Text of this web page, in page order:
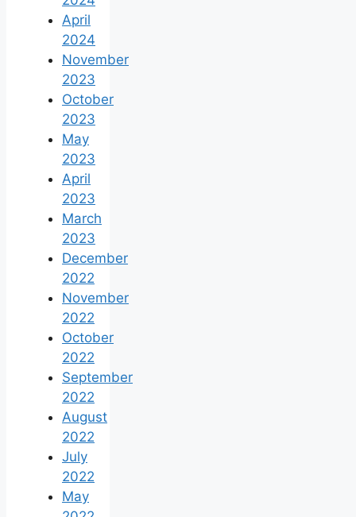
April
2024
November
2023
October
2023
May
2023
April
2023
March
2023
December
2022
November
2022
October
2022
September
2022
August
2022
July
2022
May